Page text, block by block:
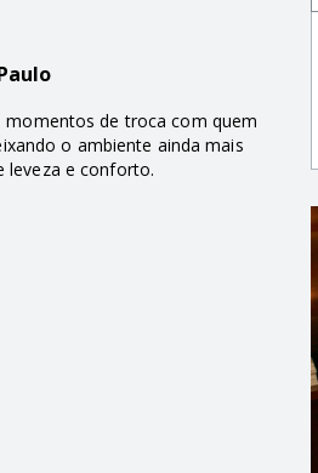
de troca com quem
o ambiente ainda mais
leveza e conforto.